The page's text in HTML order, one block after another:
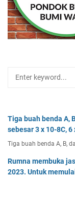
Tiga buah benda A,
sebesar 3 x 10-8C, 6
Tiga buah benda A, B,
Rumna membuka
2023. Untuk